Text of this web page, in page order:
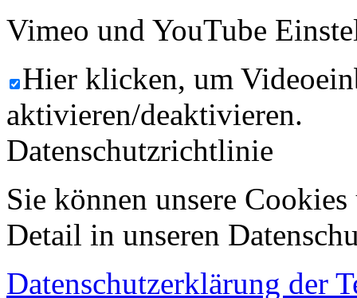
Vimeo und YouTube
Hier klicken, um
aktivieren/deaktivieren.
Datenschutzrichtlinie
Sie können unsere
Detail in unseren
Datenschutzerklärung der